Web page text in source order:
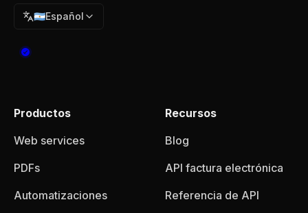
🇦🇷Español
Productos
Web services
PDFs
Automatizaciones
Recursos
Blog
API factura electrónica
Referencia de API